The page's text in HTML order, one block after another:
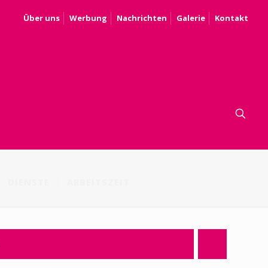
Über uns Werbung Nachrichten Galerie Kontakt